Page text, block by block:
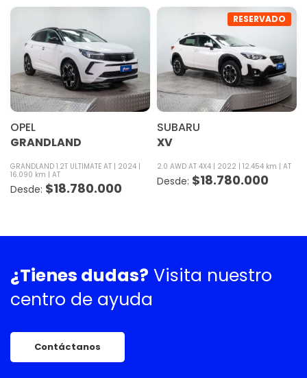
OPEL
GRANDLAND
GRANDLAND 1.2T ULTIMATE AT
2024
16.090 km
AT
$18.780.000
RESERVADO
SUBARU
XV
2.0 AWD AT 4X4 2022 12.454 km AT
$18.780.000
¿Tienes dudas? Visita nuestro
centro de ayuda
Contáctanos